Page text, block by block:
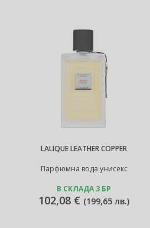
LALIQUE LEATHER COPPER
Парфюмна вода унисекс
В СКЛАДА 3 БР
102,08 € (199,65 лв.)